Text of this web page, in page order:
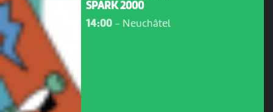
SPARK 2000
14:00- Neuchâtel